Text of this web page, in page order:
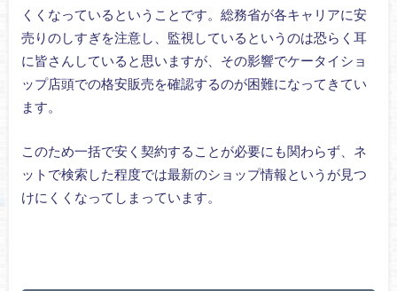
くくなっているということです。総務省が各キャリアに安
売りのしすぎを注意し、監視しているというのは恐らく耳
に皆さんしていると思いますが、その影響でケータイショ
ップ店頭での格安販売を確認するのが困難になってきてい
ます。
このため一括で安く契約することが必要にも関わらず、ネ
ットで検索した程度では最新のショップ情報というが見つ
けにくくなってしまっています。